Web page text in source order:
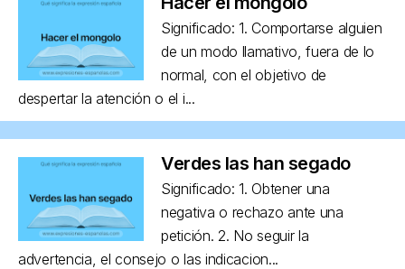
Significado: 1. Comportarse alguien
de un modo llamativo, fuera de lo
normal, con el objetivo de
despertar la atención o el i...
Verdes las han segado
Significado: 1. Obtener una
negativa o rechazo ante una
petición. 2. No seguir la
advertencia, el consejo o las indicacion...